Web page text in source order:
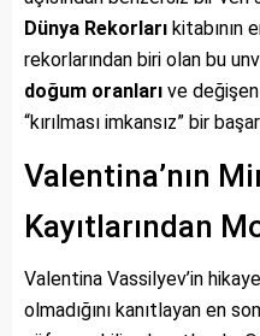
Dünya Rekorları kitabının
rekorlarından biri olan bu
doğum oranları ve
“kırılması imkansız” bir
Valentina’nın
Kayıtlarından
Valentina Vassilyev’in
olmadığını kanıtlayan en